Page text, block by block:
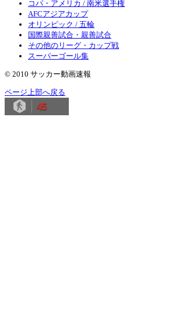
コパ・アメリカ / 南米選手権
AFCアジアカップ
オリンピック / 五輪
国際親善試合・親善試合
その他のリーグ・カップ戦
スーパーゴール集
© 2010 サッカー動画速報
ページ上部へ戻る
45